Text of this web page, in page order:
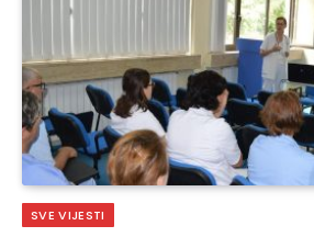
SVE VIJESTI